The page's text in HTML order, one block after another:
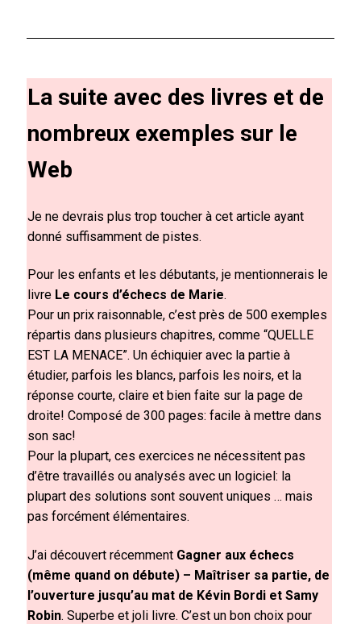
La suite avec des livres et de
nombreux exemples sur le
Web
Je ne devrais plus trop toucher à cet article ayant
donné suffisamment de pistes.
Pour les enfants et les débutants, je mentionnerais le
livre Le cours d’échecs de Marie.
Pour un prix raisonnable, c’est près de 500 exemples
répartis dans plusieurs chapitres, comme “QUELLE
EST LA MENACE”. Un échiquier avec la partie à
étudier, parfois les blancs, parfois les noirs, et la
réponse courte, claire et bien faite sur la page de
droite! Composé de 300 pages: facile à mettre dans
son sac!
Pour la plupart, ces exercices ne nécessitent pas
d’être travaillés ou analysés avec un logiciel: la
plupart des solutions sont souvent uniques … mais
pas forcément élémentaires.
J’ai découvert récemment Gagner aux échecs
(même quand on débute) – Maîtriser sa partie, de
l’ouverture jusqu’au mat de Kévin Bordi et Samy
Robin. Superbe et joli livre. C’est un bon choix pour